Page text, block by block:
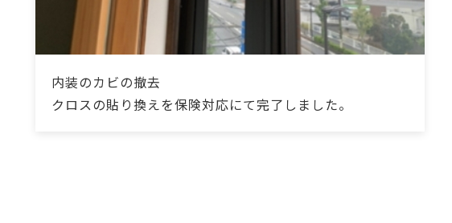
内装のカビの撤去
クロスの貼り換えを保険対応にて完了しました。